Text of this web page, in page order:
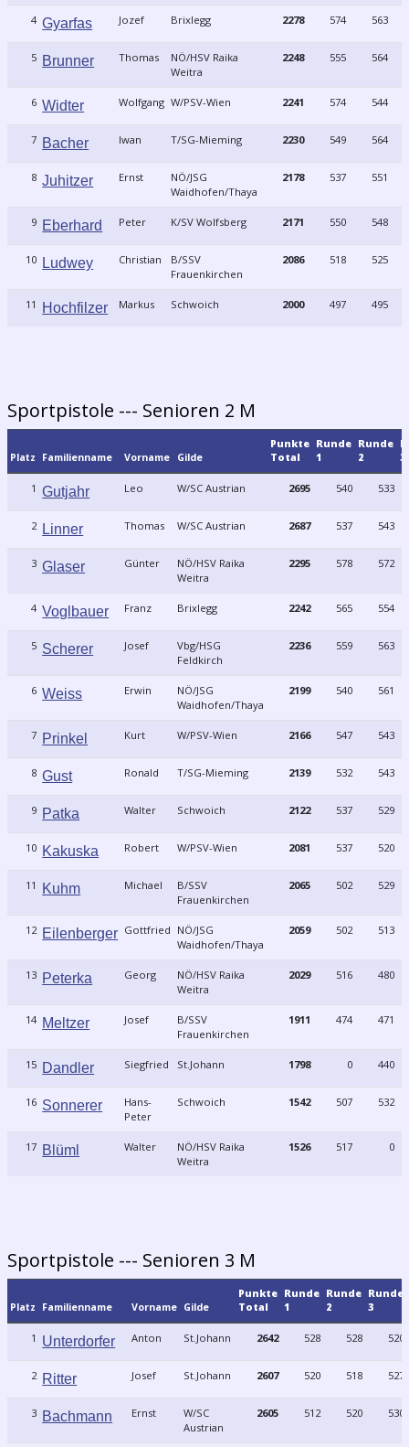
4 Gyarfas Jozef Brixlegg 2278 574 563
5 Brunner Thomas
NÖ/HSV Raika
Weitra
2248 555 564
6 Widter Wolfgang W/PSV-Wien 2241 574 544
7 Bacher Iwan T/SG-Mieming 2230 549 564
8 Juhitzer Ernst
NÖ/JSG
Waidhofen/Thaya
2178 537 551
9 Eberhard Peter K/SV Wolfsberg 2171 550 548
10 Ludwey Christian
B/SSV
Frauenkirchen
2086 518 525
11 Hochfilzer Markus Schwoich 2000 497 495
Sportpistole --- Senioren 2 M
Platz Familienname Vorname Gilde
Punkte
Total
Runde
1
Runde
2
3
1 Gutjahr Leo W/SC Austrian 2695 540 533
2 Linner Thomas W/SC Austrian 2687 537 543
3 Glaser Günter
NÖ/HSV Raika
Weitra
2295 578 572
4 Voglbauer Franz Brixlegg 2242 565 554
5 Scherer Josef
Vbg/HSG
Feldkirch
2236 559 563
6 Weiss Erwin
NÖ/JSG
Waidhofen/Thaya
2199 540 561
7 Prinkel Kurt W/PSV-Wien 2166 547 543
8 Gust Ronald T/SG-Mieming 2139 532 543
9 Patka Walter Schwoich 2122 537 529
10 Kakuska Robert W/PSV-Wien 2081 537 520
11 Kuhm Michael
B/SSV
Frauenkirchen
2065 502 529
12 Eilenberger Gottfried NÖ/JSG
Waidhofen/Thaya
2059 502 513
13 Peterka Georg
NÖ/HSV Raika
Weitra
2029 516 480
14 Meltzer Josef
B/SSV
Frauenkirchen
1911 474 471
15 Dandler Siegfried St.Johann 1798 0 440
16 Sonnerer
Hans-
Peter
Schwoich 1542 507 532
17 Blüml Walter
NÖ/HSV Raika
Weitra
1526 517 0
Sportpistole --- Senioren 3 M
Platz Familienname Vorname Gilde
Punkte
Total
Runde
1
Runde
2
Runde
3
1 Unterdorfer Anton St.Johann 2642 528 528 520
2 Ritter Josef St.Johann 2607 520 518 527
3 Bachmann Ernst
W/SC
Austrian
2605 512 520 530